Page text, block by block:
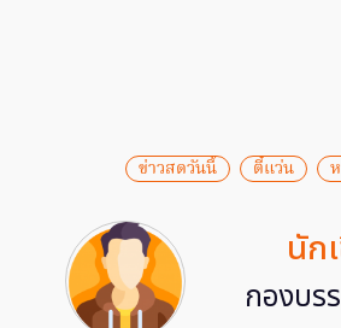
ข่าวสดวันนี้ ตี๋แว่น
นัก
กองบร